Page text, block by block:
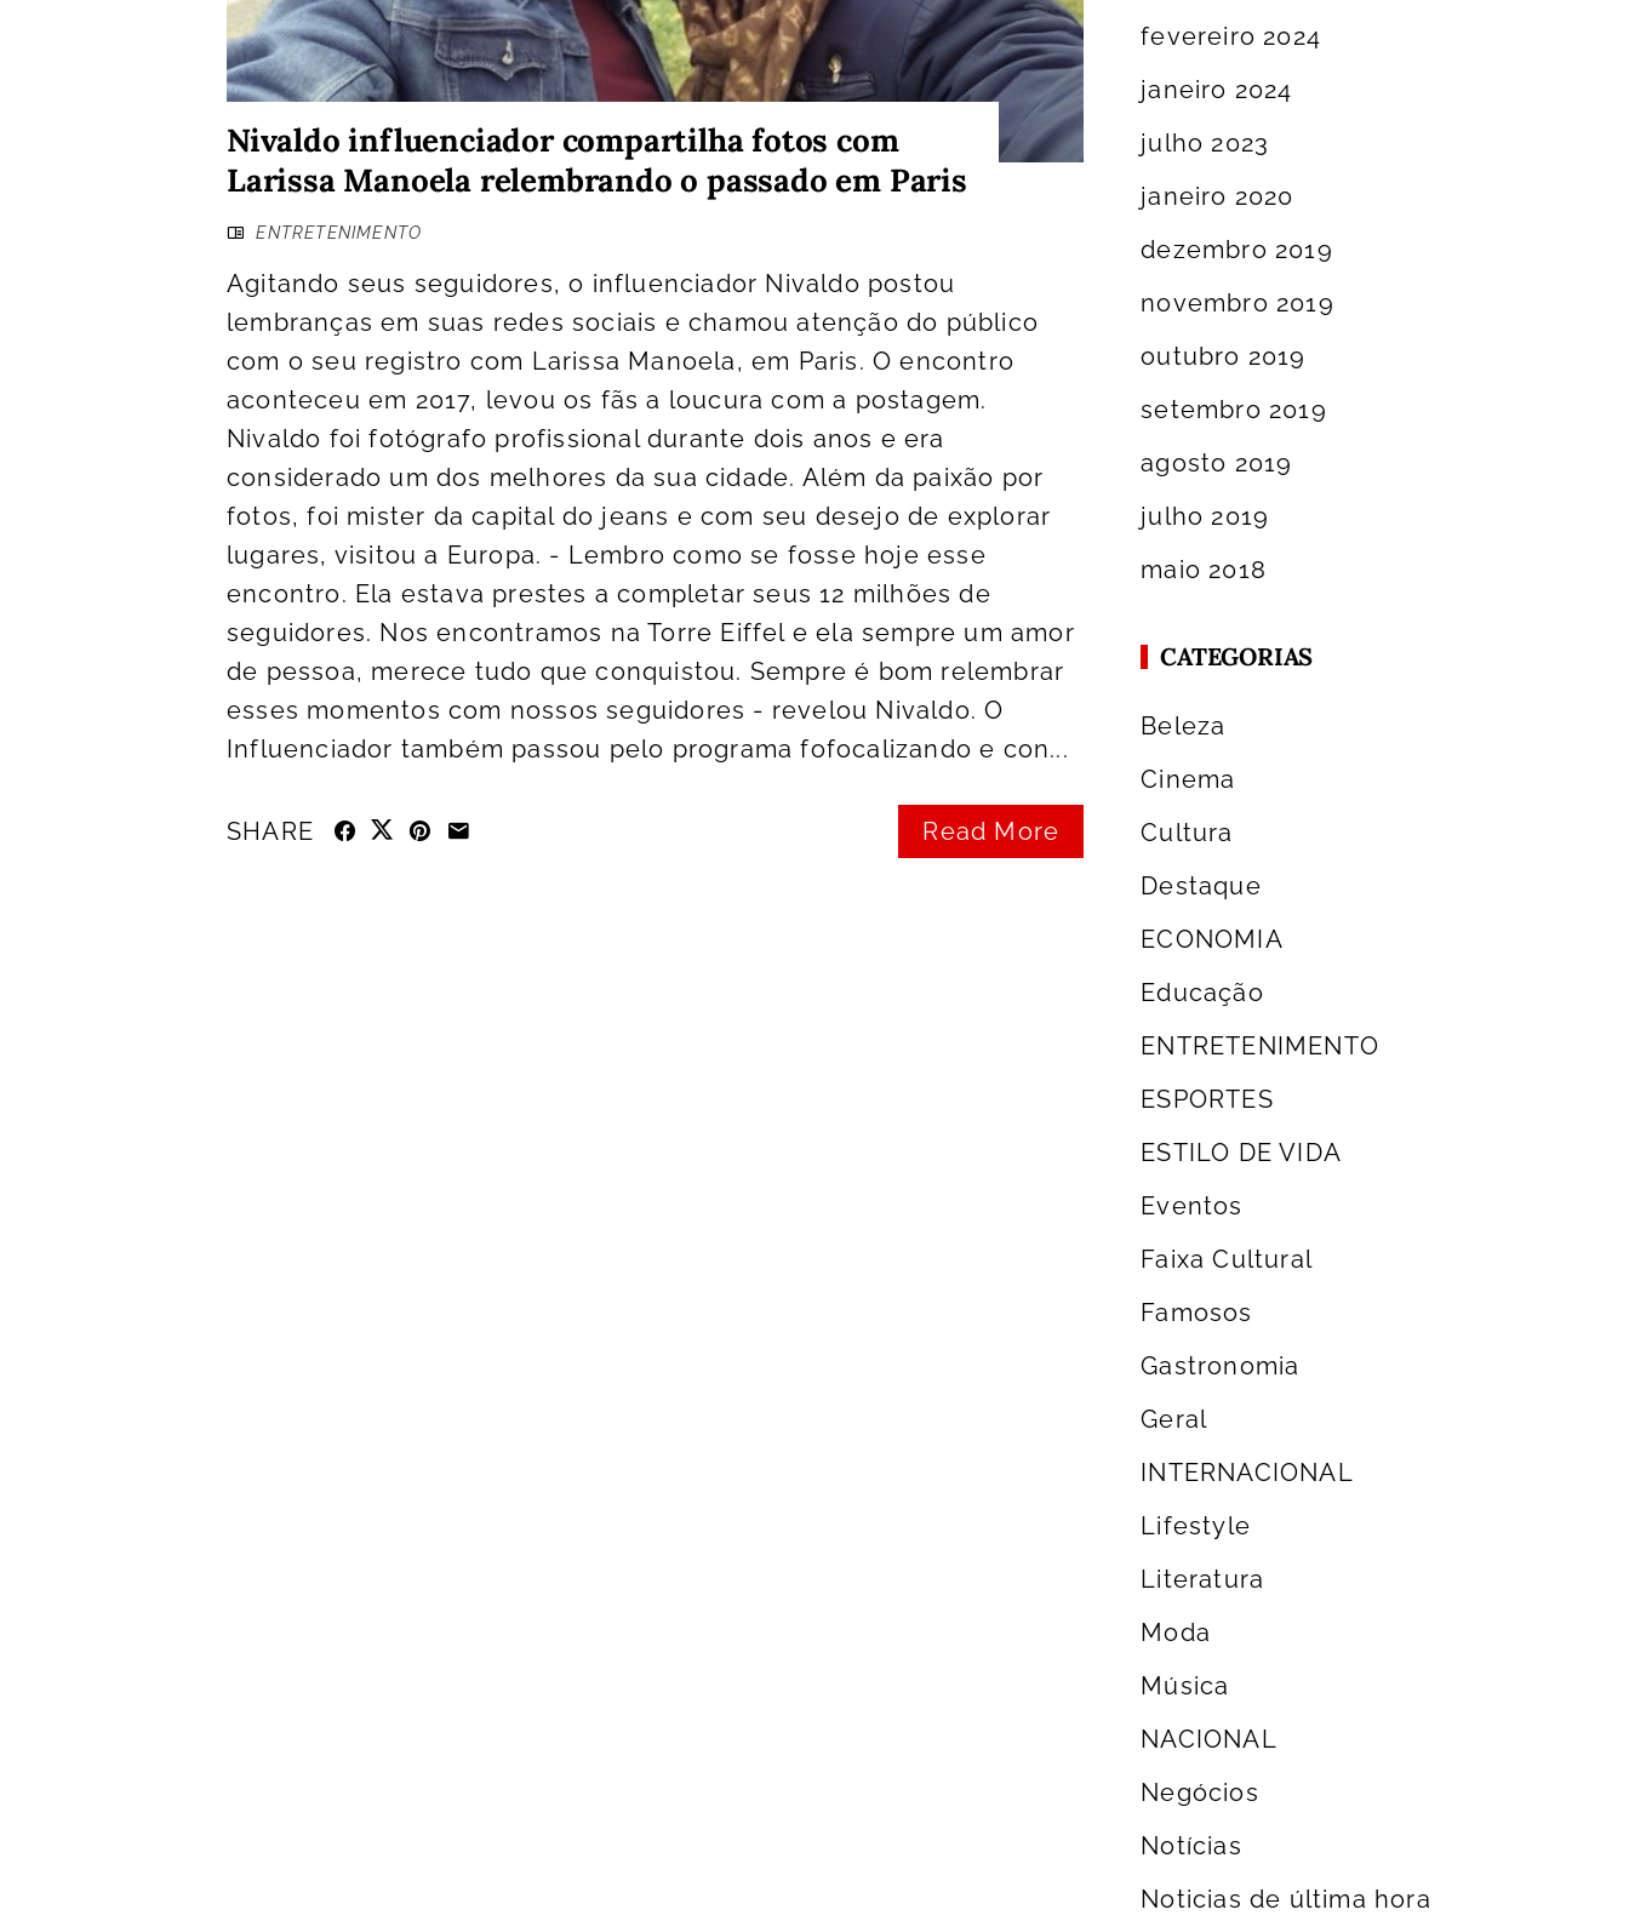
Nivaldo influenciador compartilha fotos com
Larissa Manoela relembrando o passado em Paris
ENTRETENIMENTO
Agitando seus seguidores, o influenciador Nivaldo postou
lembranças em suas redes sociais e chamou atenção do público
com o seu registro com Larissa Manoela, em Paris. O encontro
aconteceu em 2017, levou os fãs a loucura com a postagem.
Nivaldo foi fotógrafo profissional durante dois anos e era
considerado um dos melhores da sua cidade. Além da paixão por
fotos, foi mister da capital do jeans e com seu desejo de explorar
lugares, visitou a Europa. - Lembro como se fosse hoje esse
encontro. Ela estava prestes a completar seus 12 milhões de
seguidores. Nos encontramos na Torre Eiffel e ela sempre um amor
de pessoa, merece tudo que conquistou. Sempre é bom relembrar
esses momentos com nossos seguidores - revelou Nivaldo. O
Influenciador também passou pelo programa fofocalizando e con...
Read More
SHARE
fevereiro 2024
janeiro 2024
julho 2023
janeiro 2020
dezembro 2019
novembro 2019
outubro 2019
setembro 2019
agosto 2019
julho 2019
maio 2018
CATEGORIAS
Beleza
Cinema
Cultura
Destaque
ECONOMIA
Educação
ENTRETENIMENTO
ESPORTES
ESTILO DE VIDA
Eventos
Faixa Cultural
Famosos
Gastronomia
Geral
INTERNACIONAL
Lifestyle
Literatura
Moda
Música
NACIONAL
Negócios
Notícias
Noticias de última hora